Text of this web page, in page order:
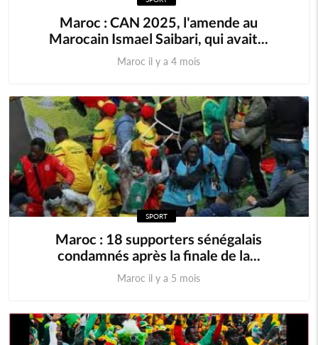
Maroc : CAN 2025, l'amende au
Marocain Ismael Saibari, qui avait...
Maroc il y a 4 mois
SPORT
Maroc : 18 supporters sénégalais
condamnés après la finale de la...
Maroc il y a 5 mois